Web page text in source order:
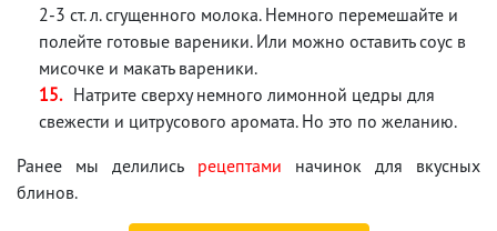
2-3 ст. л. сгущенного молока. Немного перемешайте и
полейте готовые вареники. Или можно оставить соус в
мисочке и макать вареники.
Натрите сверху немного лимонной цедры для
свежести и цитрусового аромата. Но это по желанию.
Ранее мы делились рецептами начинок для вкусных
блинов.